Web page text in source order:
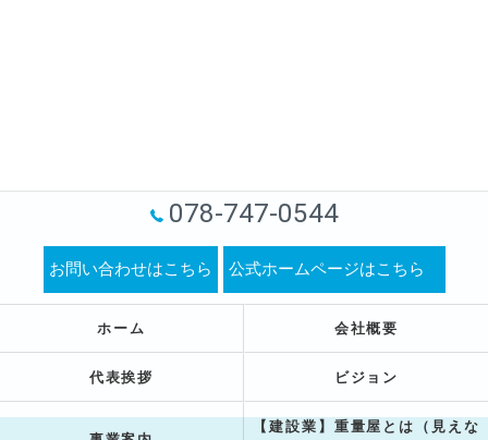
078-747-0544
お問い合わせはこちら 公式ホームページはこちら
ホーム 会社概要
代表挨拶 ビジョン
【建設業】重量屋とは（見えな